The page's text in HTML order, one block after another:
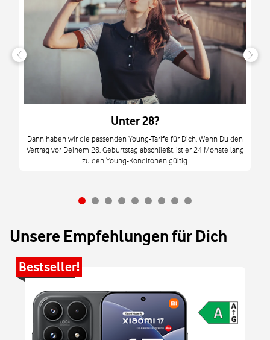
Unter 28?
Dann haben wir die passenden Young-Tarife für Dich. Wenn Du den
Vertrag vor Deinem 28. Geburtstag abschließt, ist er 24 Monate lang
zu den Young-Konditonen gültig.
Unsere Empfehlungen für Dich
Bestseller!